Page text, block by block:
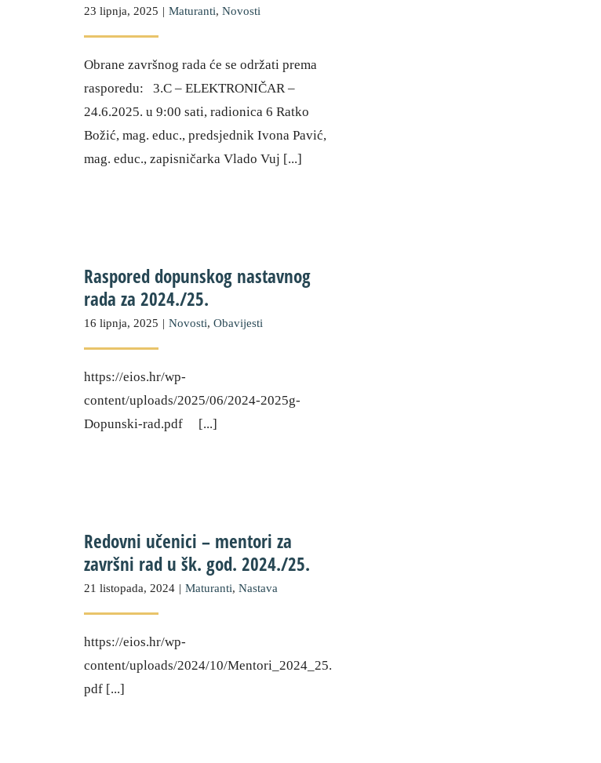
23 lipnja, 2025 | Maturanti, Novosti
Obrane završnog rada će se održati prema
rasporedu: 3.C – ELEKTRONIČAR –
24.6.2025. u 9:00 sati, radionica 6 Ratko
Božić, mag. educ., predsjednik Ivona Pavić,
mag. educ., zapisničarka Vlado Vuj [...]
Raspored dopunskog nastavnog
rada za 2024./25.
16 lipnja, 2025 | Novosti, Obavijesti
https://eios.hr/wp-
content/uploads/2025/06/2024-2025g-
Dopunski-rad.pdf [...]
Redovni učenici – mentori za
završni rad u šk. god. 2024./25.
21 listopada, 2024 | Maturanti, Nastava
https://eios.hr/wp-
content/uploads/2024/10/Mentori_2024_25.
pdf [...]